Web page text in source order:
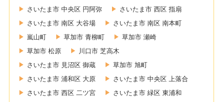
さいたま市 中央区 円阿弥
さいたま市 西区 指扇
さいたま市 南区 大谷場
さいたま市 南区 南本町
嵐山町
草加市 青柳町
草加市 瀬崎
草加市 松原
川口市 芝高木
さいたま市 見沼区 御蔵
草加市 旭町
さいたま市 浦和区 大原
さいたま市 中央区 上落合
さいたま市 西区 二ツ宮
さいたま市 緑区 東浦和